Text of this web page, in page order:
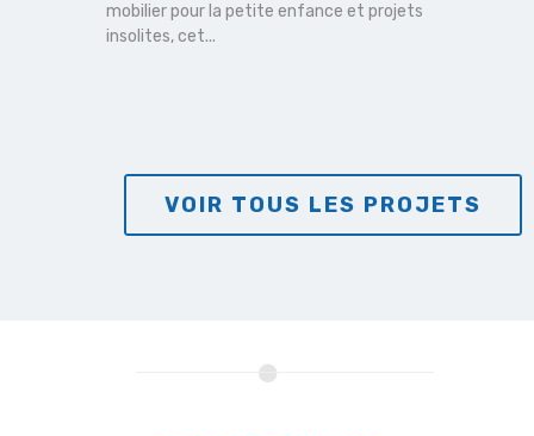
mobilier pour la petite enfance et projets
insolites, cet...
VOIR TOUS LES PROJETS